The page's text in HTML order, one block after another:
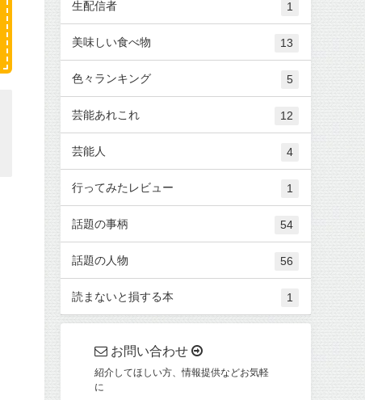
生配信者 1
美味しい食べ物 13
色々ランキング 5
芸能あれこれ 12
芸能人 4
行ってみたレビュー 1
話題の事柄 54
話題の人物 56
読まないと損する本 1
お問い合わせ
紹介してほしい方、情報提供などお気軽
に